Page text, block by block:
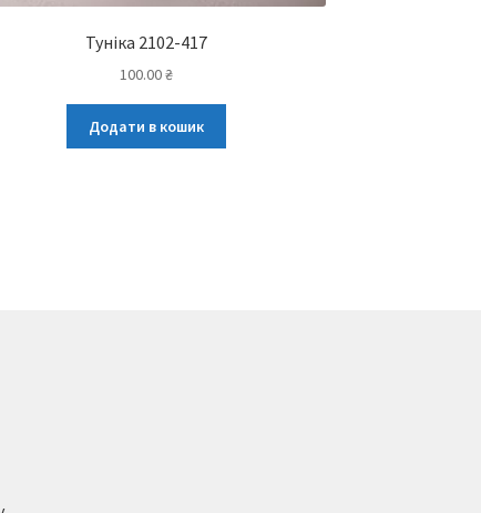
Туніка 2102-417
100.00₴
Додати в кошик